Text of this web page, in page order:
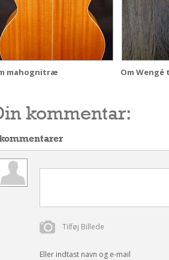
mahognitræ Om
kommentar:
Tilføj Billede
Eller indtast navn og e-mail